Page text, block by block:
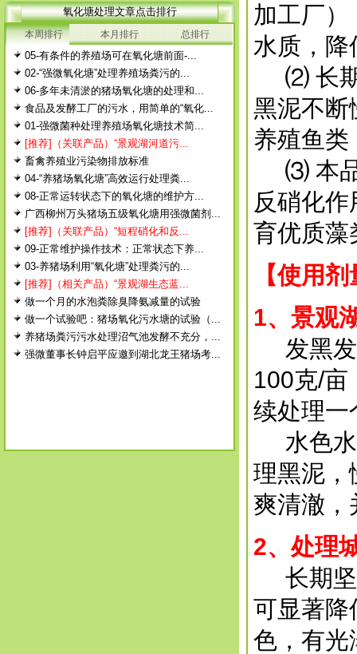
每篇文章下面的网友评论只显示5条，要想看全
部评论，请点击网友评论框右上角的“更多”
徨耧豚蝽-桎梓羼觇?觐眈箅圉梃
徨耧豚蝽-桎梓羼觇?觐眈箅圉梃
氧化塘处理文章点击排行
本周排行 本月排行 总排行
05-有条件的养殖场可在氧化塘前面-...
02-“强微氧化塘”处理养殖场粪污的...
06-多年未清淤的猪场氧化塘的处理和...
食品及发酵工厂的污水，用简单的“氧化...
01-强微菌种处理养殖场氧化塘技术简...
[推荐]（关联产品）“景观湖河道污...
畜禽养殖业污染物排放标准
04-“养猪场氧化塘”高效运行处理粪...
08-正常运转状态下的氧化塘的维护方...
广西柳州万头猪场五级氧化塘用强微菌剂...
[推荐]（关联产品）“短程硝化和反...
09-正常维护操作技术：正常状态下养...
03-养猪场利用“氧化塘”处理粪污的...
[推荐]（相关产品）“景观湖生态蓝...
做一个月的水泡粪除臭降氨减量的试验
做一个试验吧：猪场氧化污水塘的试验（...
养猪场粪污污水处理沼气池发酵不充分，...
强微董事长钟启平应邀到湖北龙王猪场考...
加工厂
水质，降
⑵ 长期
黑泥不断
养殖鱼类
⑶ 本品
反硝化
育优质藻
【使用
1、景观
发黑发
100克/亩
续处理一
水色水
理黑泥，
爽清澈，
2、处理
长期坚
可显著降
色，有光